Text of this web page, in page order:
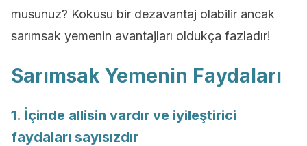
musunuz? Kokusu bir dezavantaj olabilir ancak
sarımsak yemenin avantajları oldukça fazladır!
Sarımsak Yemenin Faydaları
1. İçinde allisin vardır ve iyileştirici
faydaları sayısızdır